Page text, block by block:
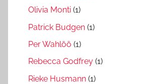
Olivia Monti (1)
Patrick Budgen (1)
Per Wahlöö (1)
Rebecca Godfrey (1)
Rieke Husmann (1)